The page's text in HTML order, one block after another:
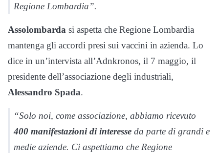
Regione Lombardia”.
Assolombarda si aspetta che Regione Lombardia
mantenga gli accordi presi sui vaccini in azienda. Lo
dice in un’intervista all’Adnkronos, il 7 maggio, il
presidente dell’associazione degli industriali,
Alessandro Spada.
“Solo noi, come associazione, abbiamo ricevuto
400 manifestazioni di interesse da parte di grandi e
medie aziende. Ci aspettiamo che Regione